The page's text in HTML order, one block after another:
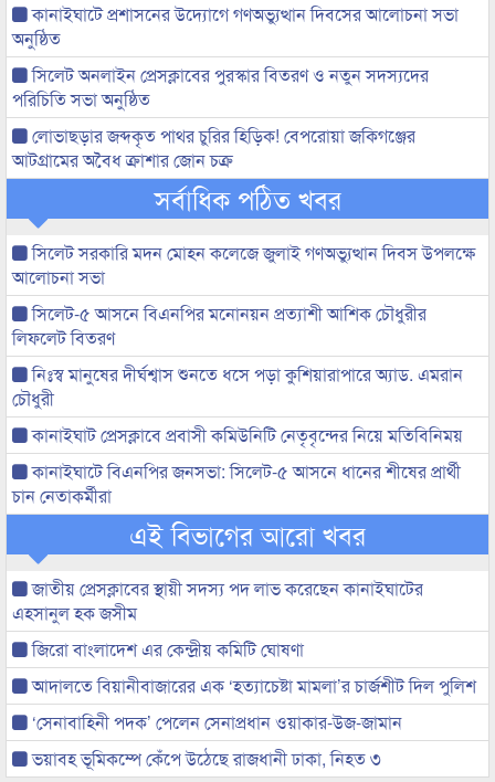
কানাইঘাটে প্রশাসনের উদ্যোগে গণঅভ্যুত্থান দিবসের আলোচনা সভা
অনুষ্ঠিত
সিলেট অনলাইন প্রেসক্লাবের পুরস্কার বিতরণ ও নতুন সদস্যদের
পরিচিতি সভা অনুষ্ঠিত
লোভাছড়ার জব্দকৃত পাথর চুরির হিড়িক! বেপরোয়া জকিগঞ্জের
আটগ্রামের অবৈধ ক্রাশার জোন চক্র
সর্বাধিক পঠিত খবর
সিলেট সরকারি মদন মোহন কলেজে জুলাই গণঅভ্যুত্থান দিবস উপলক্ষে
আলোচনা সভা
সিলেট-৫ আসনে বিএনপির মনোনয়ন প্রত্যাশী আশিক চৌধুরীর
লিফলেট বিতরণ
নিঃস্ব মানুষের দীর্ঘশ্বাস শুনতে ধসে পড়া কুশিয়ারাপারে অ্যাড. এমরান
চৌধুরী
কানাইঘাট প্রেসক্লাবে প্রবাসী কমিউনিটি নেতৃবৃন্দের নিয়ে মতিবিনিময়
কানাইঘাটে বিএনপির জনসভা: সিলেট-৫ আসনে ধানের শীষের প্রার্থী
চান নেতাকর্মীরা
এই বিভাগের আরো খবর
জাতীয় প্রেসক্লাবের স্থায়ী সদস্য পদ লাভ করেছেন কানাইঘাটের
এহসানুল হক জসীম
জিরো বাংলাদেশ এর কেন্দ্রীয় কমিটি ঘোষণা
আদালতে বিয়ানীবাজারের এক ‘হত্যাচেষ্টা মামলা’র চার্জশীট দিল পুলিশ
‘সেনাবাহিনী পদক’ পেলেন সেনাপ্রধান ওয়াকার-উজ-জামান
ভয়াবহ ভূমিকম্পে কেঁপে উঠেছে রাজধানী ঢাকা, নিহত ৩